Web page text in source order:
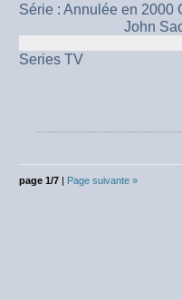
Série : Annulée en 2000
John Sacret
Series TV
page 1/7 | Page suivante »